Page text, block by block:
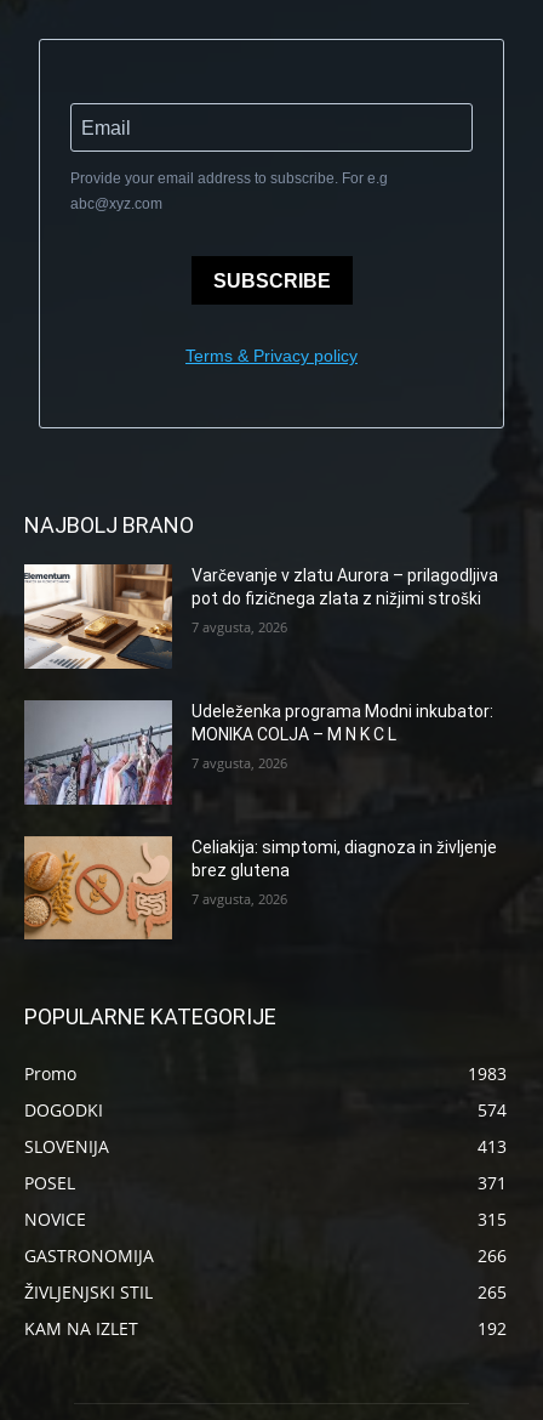
Provide your email address to subscribe. For e.g
abc@xyz.com
SUBSCRIBE
Terms & Privacy policy
NAJBOLJ BRANO
Varčevanje v zlatu Aurora – prilagodljiva
pot do fizičnega zlata z nižjimi stroški
7 avgusta, 2026
Udeleženka programa Modni inkubator:
MONIKA COLJA – M N K C L
7 avgusta, 2026
Celiakija: simptomi, diagnoza in življenje
brez glutena
7 avgusta, 2026
POPULARNE KATEGORIJE
Promo
1983
DOGODKI
574
SLOVENIJA
413
POSEL
371
NOVICE
315
GASTRONOMIJA
266
ŽIVLJENJSKI STIL
265
KAM NA IZLET
192